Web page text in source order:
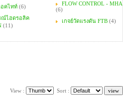
คไทท์ (6)
FLOW CONTROL - MHA
(6)
ณ์ไฮดรอลิค
(11)
เกจย์วัดแรงดัน FTB (4)
View : Sort :